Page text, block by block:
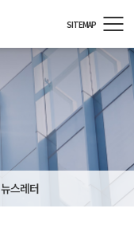
SITEMAP
뉴스레터